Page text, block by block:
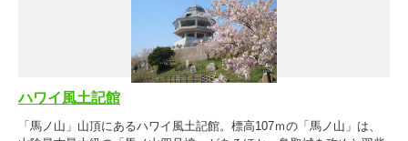
ハワイ風土記館
「馬ノ山」山頂にあるハワイ風土記館。標高107ｍの「馬ノ山」は、